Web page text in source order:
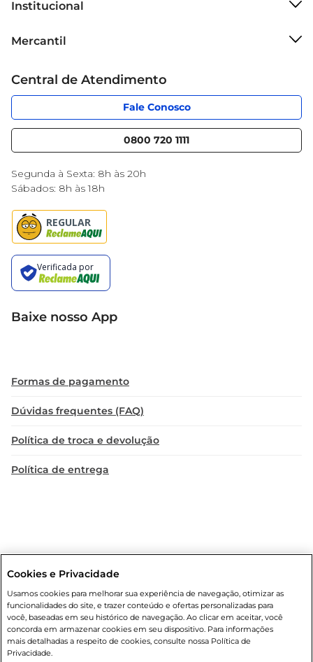
Institucional
Sobre Privacidade
Nossas lojas
Mercantil
Código de Ética
Serviços
Central de Atendimento
Fale Conosco
0800 720 1111
Segunda à Sexta: 8h às 20h
Sábados: 8h às 18h
Baixe nosso App
Formas de pagamento
Dúvidas frequentes (FAQ)
Política de troca e devolução
Política de entrega
é o do carrinho de compras. Fotos ilustrativas. Compras sujeitas a
confirmação de estoque. Compras podem ser canceladas em caso
de suspeita de fraude. A fim de garantir o acesso de um maior
número de clientes as nossas promoções, a compra de produtos
com preços promocionais poderá ter sua quantidade limitada por
cliente. Os preços, ofertas e condições são exclusivos para o e-
Cookies e Privacidade
Usamos cookies para melhorar sua experiência de navegação, otimizar as
funcionalidades do site, e trazer conteúdo e ofertas personalizadas para
você, baseadas em seu histórico de navegação. Ao clicar em aceitar, você
concorda em armazenar cookies em seu dispositivo. Para informações
mais detalhadas a respeito de cookies, consulte nossa Política de
Privacidade.